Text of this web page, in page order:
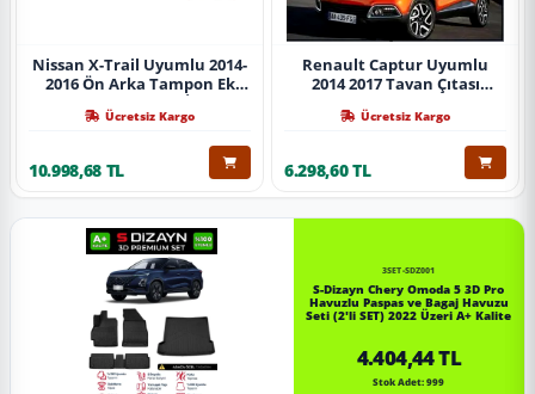
Nissan X-Trail Uyumlu 2014-
2016 Ön Arka Tampon Ek
Koruma Difüzör İthal
Ücretsiz Kargo
10.998,68 TL
Renault Captur Uyumlu
2014 2017 Tavan Çıtası
Ücretsiz Kargo
6.298,60 TL
3SET-SDZ001
S-Dizayn Chery Omoda 5 3D Pro
Havuzlu Paspas ve Bagaj Havuzu
Seti (2'li SET) 2022 Üzeri A+ Kalite
4.404,44 TL
Stok Adet: 999